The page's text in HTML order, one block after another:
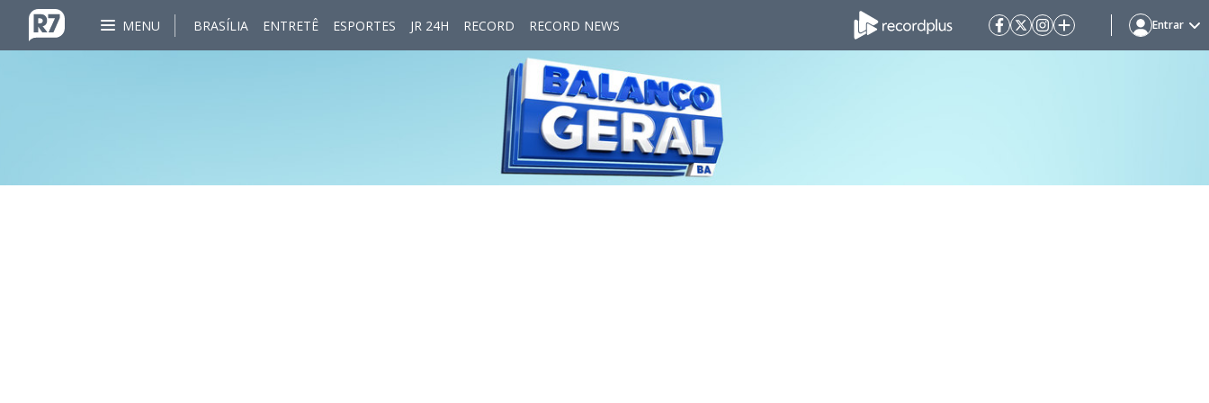
MENU BRASÍLIA ENTRETÊ ESPORTES JR 24H RECORD RECORD NEWS Entrar